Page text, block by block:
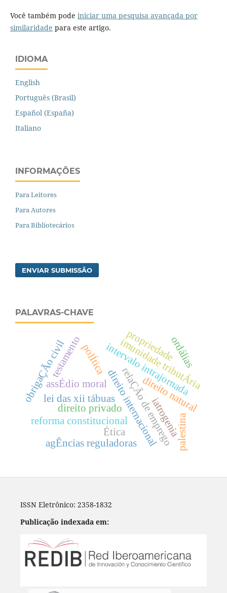
Você também pode iniciar uma pesquisa avançada por
similaridade para este artigo.
IDIOMA
English
Português (Brasil)
Español (España)
Italiano
INFORMAÇÕES
Para Leitores
Para Autores
Para Bibliotecários
ENVIAR SUBMISSÃO
PALAVRAS-CHAVE
assÉdio moralintervalo intrajornada
direito internacional
reforma constitucionalrelaÇÃo de emprego
obrigaÇÃo civil direito natural
testamento imunidade tributÁria
polÍtica
lei das xii tábuas
direito privado
propriedade
iatrogenia
Ética
ordálias
palestina
agÊncias reguladoras
ISSN Eletrônico: 2358-1832
Publicação indexada em: